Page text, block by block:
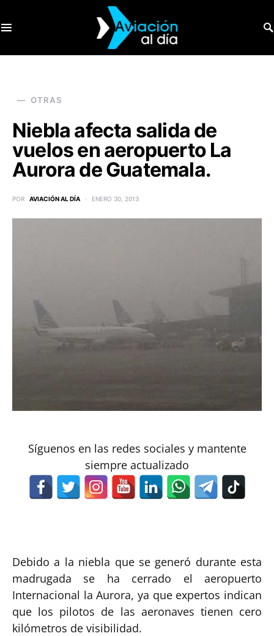
OTRAS
Niebla afecta salida de
vuelos en aeropuerto La
Aurora de Guatemala.
POR AVIACIÓN AL DÍA ENERO 30, 2013
Síguenos en las redes sociales y mantente
siempre actualizado
Debido a la niebla que se generó durante esta
madrugada se ha cerrado el aeropuerto
Internacional la Aurora, ya que expertos indican
que los pilotos de las aeronaves tienen cero
kilómetros de visibilidad.